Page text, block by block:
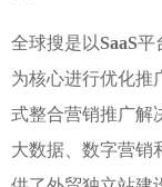
全球搜是以SaaS平
为核心进行优化推
式整合营销推广解
大数据、数字营销